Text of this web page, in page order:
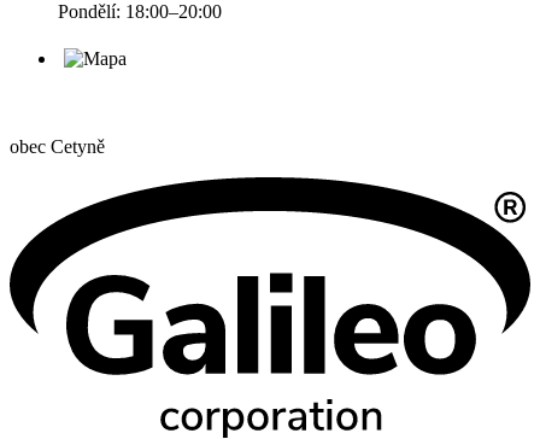
Pondělí: 18:00–20:00
obec Cetyně